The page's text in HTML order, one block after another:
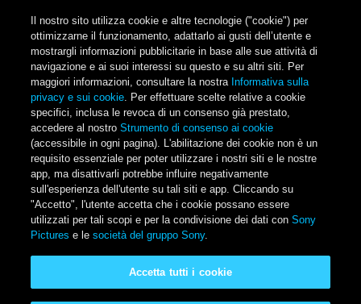
Il nostro sito utilizza cookie e altre tecnologie ("cookie") per
ottimizzarne il funzionamento, adattarlo ai gusti dell’utente e
mostrargli informazioni pubblicitarie in base alle sue attività di
navigazione e ai suoi interessi su questo e su altri siti. Per
maggiori informazioni, consultare la nostra Informativa sulla
privacy e sui cookie. Per effettuare scelte relative a cookie
specifici, inclusa le revoca di un consenso già prestato,
accedere al nostroStrumento di consenso ai cookie
(accessibile in ogni pagina). L'abilitazione dei cookie non è un
requisito essenziale per poter utilizzare i nostri siti e le nostre
app, ma disattivarli potrebbe influire negativamente
sull'esperienza dell'utente su tali siti e app. Cliccando su
"Accetto", l'utente accetta che i cookie possano essere
utilizzati per tali scopi e per la condivisione dei dati conSony
Pictures e lesocietà del gruppo Sony.
Accetta tutti i cookie
Main Menu
Karate Kid IV